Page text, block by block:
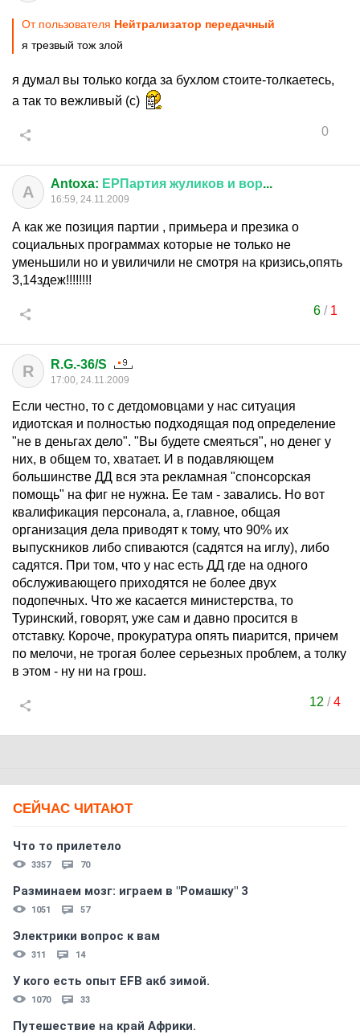
От пользователя Нейтрализатор передачный
я трезвый тож злой
я думал вы только когда за бухлом стоите-толкаетесь,
а так то вежливый (с)
0
A Antoxa: ЕРПартия жуликов и вор...
16:59, 24.11.2009
А как же позиция партии , примьера и презика о
социальных программах которые не только не
уменьшили но и увиличили не смотря на кризись,опять
3,14здеж!!!!!!!!
6/ 1
R R.G.-36/S
17:00, 24.11.2009
Если честно, то с детдомовцами у нас ситуация
идиотская и полностью подходящая под определение
"не в деньгах дело". "Вы будете смеяться", но денег у
них, в общем то, хватает. И в подавляющем
большинстве ДД вся эта рекламная "спонсорская
помощь" на фиг не нужна. Ее там - завались. Но вот
квалификация персонала, а, главное, общая
организация дела приводят к тому, что 90% их
выпускников либо спиваются (садятся на иглу), либо
садятся. При том, что у нас есть ДД где на одного
обслуживающего приходятся не более двух
подопечных. Что же касается министерства, то
Туринский, говорят, уже сам и давно просится в
отставку. Короче, прокуратура опять пиарится, причем
по мелочи, не трогая более серьезных проблем, а толку
в этом - ну ни на грош.
12 /4
СЕЙЧАС ЧИТАЮТ
Что то прилетело
3357 70
Разминаем мозг: играем в "Ромашку" 3
1051 57
Электрики вопрос к вам
311 14
У кого есть опыт EFB акб зимой.
1070 33
Путешествие на край Африки.